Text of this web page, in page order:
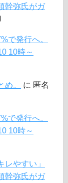
幹弥氏がガ
で発行へ。
10時～
。 に 匿名
で発行へ。
10時～
やすい」
幹弥氏がガ